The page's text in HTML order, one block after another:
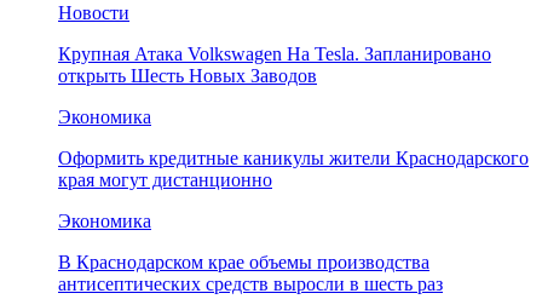
Новости
Крупная Атака Volkswagen На Tesla. Запланировано
открыть Шесть Новых Заводов
Экономика
Оформить кредитные каникулы жители Краснодарского
края могут дистанционно
Экономика
В Краснодарском крае объемы производства
антисептических средств выросли в шесть раз